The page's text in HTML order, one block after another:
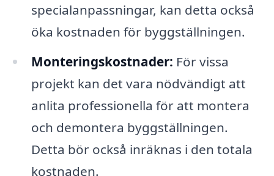
specialanpassningar, kan detta också
öka kostnaden för byggställningen.
Monteringskostnader: För vissa
projekt kan det vara nödvändigt att
anlita professionella för att montera
och demontera byggställningen.
Detta bör också inräknas i den totala
kostnaden.